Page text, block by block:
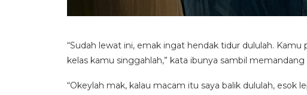
“Sudah lewat ini, emak ingat hendak tidur dululah.
kelas kamu singgahlah,” kata ibunya sambil
“Okeylah mak, kalau macam itu saya balik dululah, esok